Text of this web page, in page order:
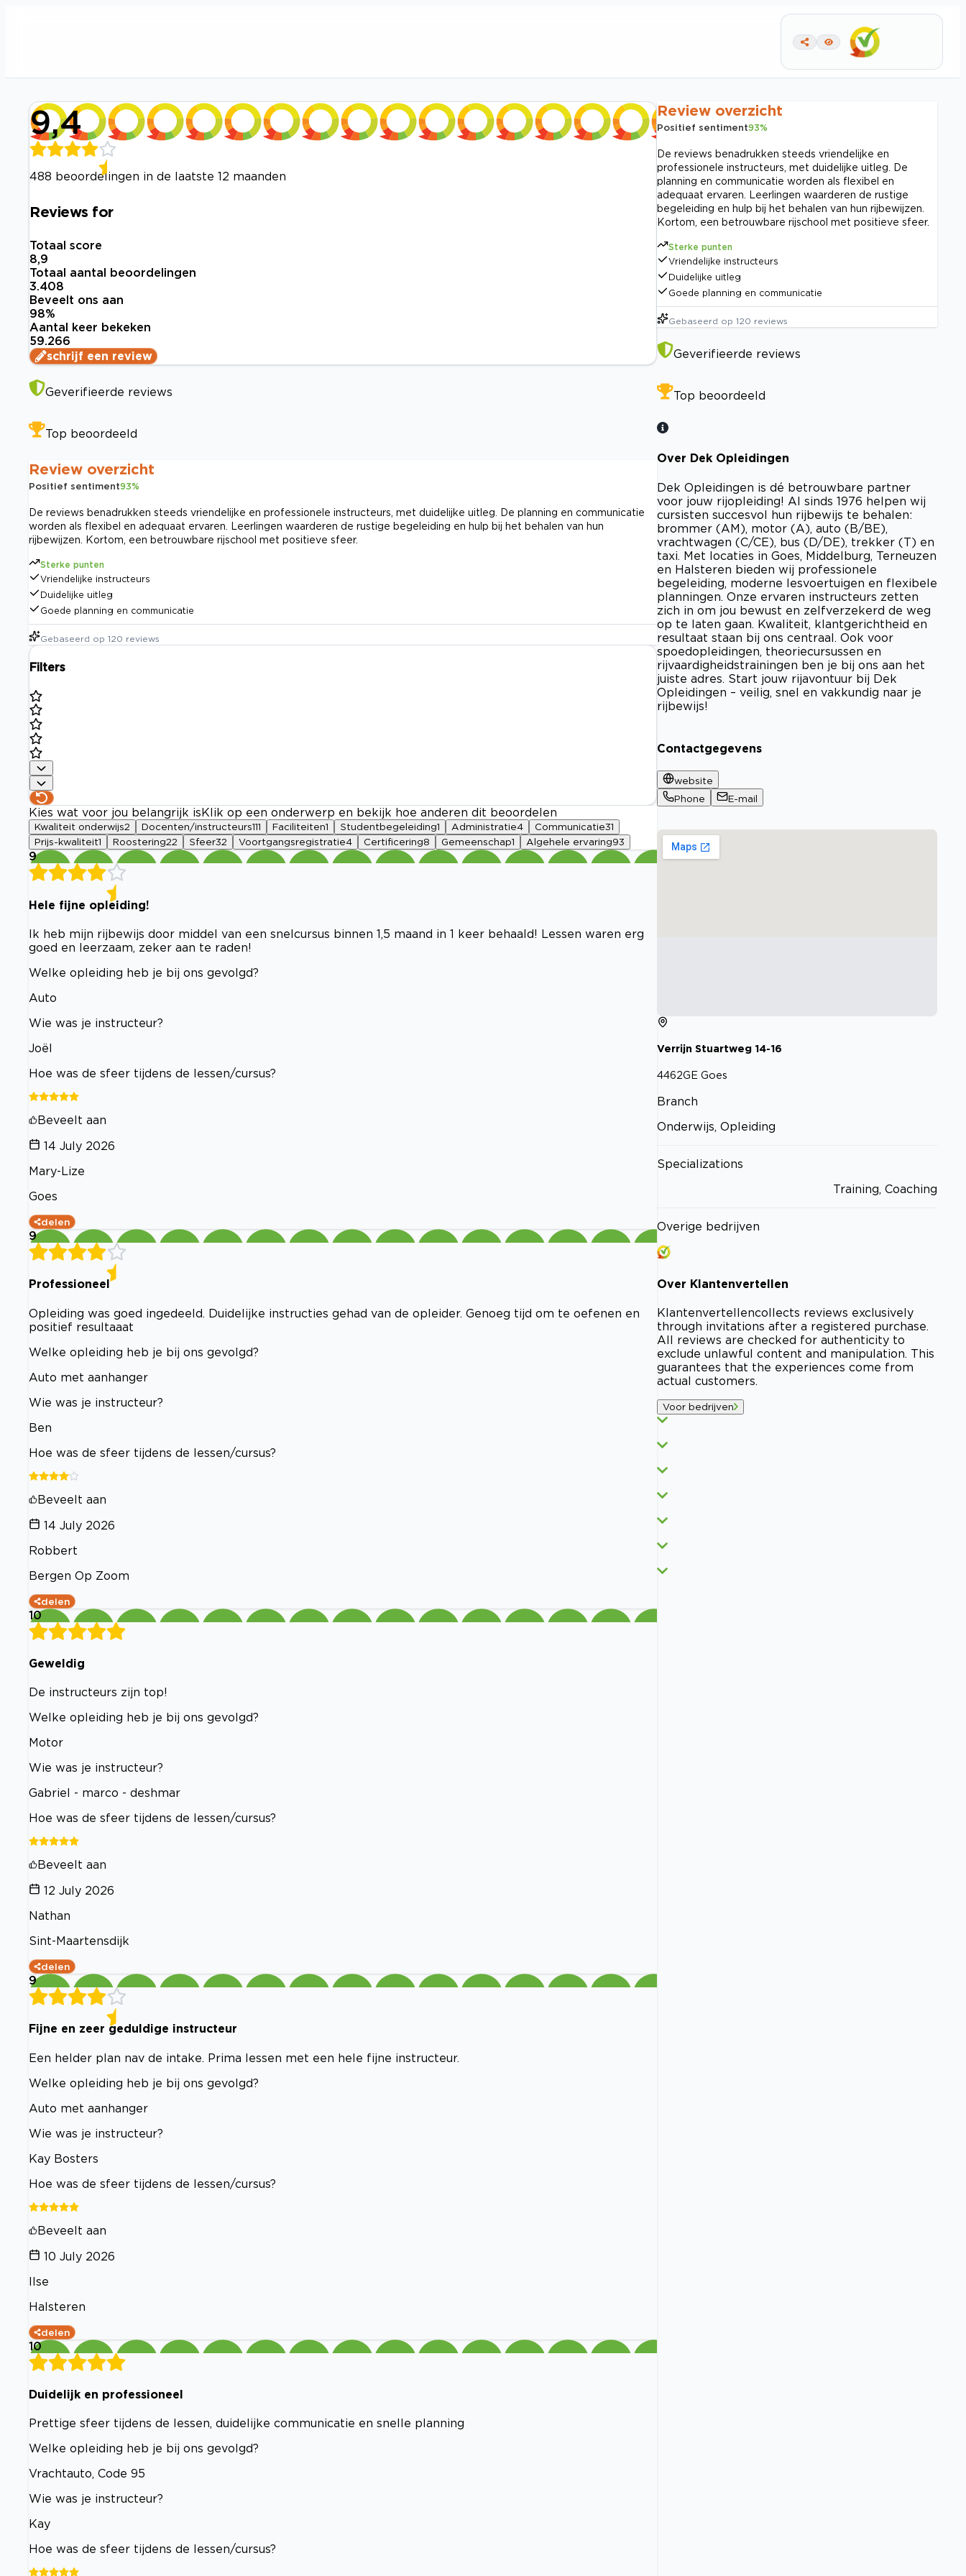
9,4
488 beoordelingen in de laatste 12 maanden
Reviews for
Totaal score
8,9
Totaal aantal beoordelingen
3.408
Beveelt ons aan
98%
Aantal keer bekeken
59.266
schrijf een review
Geverifieerde reviews
Top beoordeeld
Review overzicht
Positief sentiment93%
De reviews benadrukken steeds vriendelijke en professionele instructeurs, met duidelijke uitleg. De planning en communicatie
worden als flexibel en adequaat ervaren. Leerlingen waarderen de rustige begeleiding en hulp bij het behalen van hun
rijbewijzen. Kortom, een betrouwbare rijschool met positieve sfeer.
Sterke punten
Vriendelijke instructeurs
Duidelijke uitleg
Goede planning en communicatie
Gebaseerd op 120 reviews
Filters
Kies wat voor jou belangrijk is Klik op een onderwerp en bekijk hoe anderen dit beoordelen
Kwaliteit onderwijs2 Docenten/instructeurs111 Faciliteiten1 Studentbegeleiding1 Administratie4 Communicatie31
Prijs-kwaliteit1 Roostering22 Sfeer32 Voortgangsregistratie4 Certificering8 Gemeenschap1 Algehele ervaring93
9
Hele fijne opleiding!
Ik heb mijn rijbewijs door middel van een snelcursus binnen 1,5 maand in 1 keer behaald! Lessen waren erg
goed en leerzaam, zeker aan te raden!
Welke opleiding heb je bij ons gevolgd?
Auto
Wie was je instructeur?
Joël
Hoe was de sfeer tijdens de lessen/cursus?
Beveelt aan
14 July 2026
Mary-Lize
Goes
delen
9
Professioneel
Opleiding was goed ingedeeld. Duidelijke instructies gehad van de opleider. Genoeg tijd om te oefenen en
positief resultaaat
Welke opleiding heb je bij ons gevolgd?
Auto met aanhanger
Wie was je instructeur?
Ben
Hoe was de sfeer tijdens de lessen/cursus?
Beveelt aan
14 July 2026
Robbert
Bergen Op Zoom
delen
10
Geweldig
De instructeurs zijn top!
Welke opleiding heb je bij ons gevolgd?
Motor
Wie was je instructeur?
Gabriel - marco - deshmar
Hoe was de sfeer tijdens de lessen/cursus?
Beveelt aan
12 July 2026
Nathan
Sint-Maartensdijk
delen
9
Fijne en zeer geduldige instructeur
Een helder plan nav de intake. Prima lessen met een hele fijne instructeur.
Welke opleiding heb je bij ons gevolgd?
Auto met aanhanger
Wie was je instructeur?
Kay Bosters
Hoe was de sfeer tijdens de lessen/cursus?
Beveelt aan
10 July 2026
Ilse
Halsteren
delen
10
Duidelijk en professioneel
Prettige sfeer tijdens de lessen, duidelijke communicatie en snelle planning
Welke opleiding heb je bij ons gevolgd?
Vrachtauto, Code 95
Wie was je instructeur?
Kay
Hoe was de sfeer tijdens de lessen/cursus?
Review overzicht
Positief sentiment93%
De reviews benadrukken steeds vriendelijke en
professionele instructeurs, met duidelijke uitleg. De
planning en communicatie worden als flexibel en
adequaat ervaren. Leerlingen waarderen de rustige
begeleiding en hulp bij het behalen van hun rijbewijzen.
Kortom, een betrouwbare rijschool met positieve sfeer.
Sterke punten
Vriendelijke instructeurs
Duidelijke uitleg
Goede planning en communicatie
Gebaseerd op 120 reviews
Geverifieerde reviews
Top beoordeeld
Over Dek Opleidingen
Dek Opleidingen is dé betrouwbare partner
voor jouw rijopleiding! Al sinds 1976 helpen wij
cursisten succesvol hun rijbewijs te behalen:
brommer (AM), motor (A), auto (B/BE),
vrachtwagen (C/CE), bus (D/DE), trekker (T) en
taxi. Met locaties in Goes, Middelburg, Terneuzen
en Halsteren bieden wij professionele
begeleiding, moderne lesvoertuigen en flexibele
planningen. Onze ervaren instructeurs zetten
zich in om jou bewust en zelfverzekerd de weg
op te laten gaan. Kwaliteit, klantgerichtheid en
resultaat staan bij ons centraal. Ook voor
spoedopleidingen, theoriecursussen en
rijvaardigheidstrainingen ben je bij ons aan het
juiste adres. Start jouw rijavontuur bij Dek
Opleidingen – veilig, snel en vakkundig naar je
rijbewijs!
Contactgegevens
website
Phone
E-mail
Verrijn Stuartweg 14-16
4462GE Goes
Branch
Onderwijs, Opleiding
Specializations
Training, Coaching
Overige bedrijven
Over Klantenvertellen
Klantenvertellencollects reviews exclusively
through invitations after a registered purchase.
All reviews are checked for authenticity to
exclude unlawful content and manipulation. This
guarantees that the experiences come from
actual customers.
Voor bedrijven